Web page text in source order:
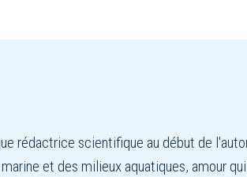
rédactrice scientifique au début de
et des milieux aquatiques, amour